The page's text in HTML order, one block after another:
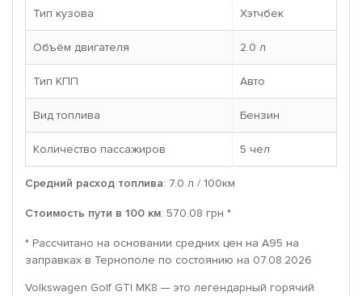
Тип кузова Хэтчбек
Объём двигателя 2.0 л
Тип КПП Авто
Вид топлива Бензин
Количество пассажиров 5 чел
Средний расход топлива: 7.0 л / 100км
Стоимость пути в 100 км: 570.08 грн *
* Рассчитано на основании средних цен на A95 на
заправках в Тернополе по состоянию на 07.08.2026
Volkswagen Golf GTI MK8 — это легендарный горячий